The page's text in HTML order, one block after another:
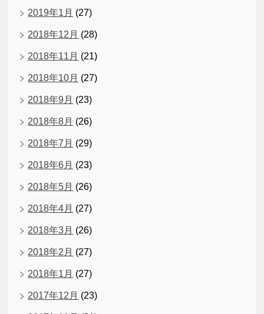
2019年1月 (27)
2018年12月 (28)
2018年11月 (21)
2018年10月 (27)
2018年9月 (23)
2018年8月 (26)
2018年7月 (29)
2018年6月 (23)
2018年5月 (26)
2018年4月 (27)
2018年3月 (26)
2018年2月 (27)
2018年1月 (27)
2017年12月 (23)